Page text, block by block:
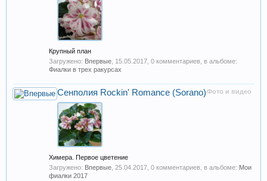
Крупный план
Загружено: Впервые 15.05.2017 , 0 комментариев, в альбоме:
Фиалки в трех ракурсах
Фото и видео
Сенполия Rockin' Romance (Sorano)
Химера. Первое цветение
Загружено: Впервые 25.04.2017 , 0 комментариев, в альбоме: Мои
фиалки 2017